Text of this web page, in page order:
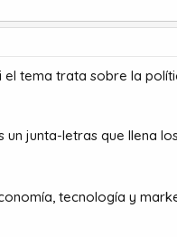
tema trata sobre la
junta-letras que llena
tecnología y